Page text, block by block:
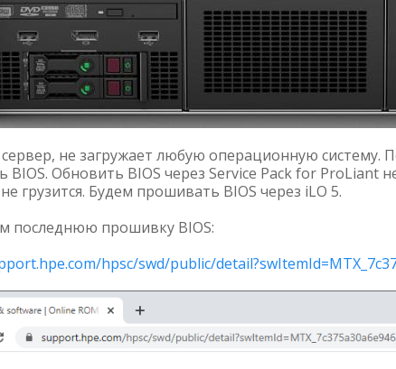
не загружает любую операционную систему.
BIOS. Обновить BIOS через Service Pack for ProLiant
грузится. Будем прошивать BIOS через iLO 5.
последнюю прошивку BIOS:
hpsc/swd/public/